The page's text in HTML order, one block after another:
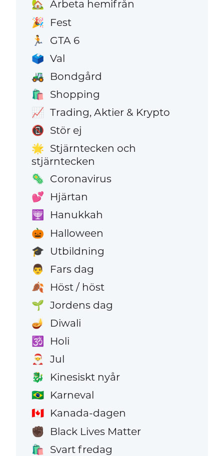
🏡 Arbeta hemifrån
🎉 Fest
🏃 GTA 6
🗳️ Val
🚜 Bondgård
🛍️ Shopping
📈 Trading, Aktier & Krypto
📵 Stör ej
🌟 Stjärntecken och
stjärntecken
🦠 Coronavirus
💕 Hjärtan
🕎 Hanukkah
🎃 Halloween
🎓 Utbildning
👨 Fars dag
🍂 Höst / höst
🌱 Jordens dag
🪔 Diwali
🕉️ Holi
🎅 Jul
🐉 Kinesiskt nyår
🇧🇷 Karneval
🇨🇦 Kanada-dagen
✊🏿 Black Lives Matter
🛍️ Svart fredag